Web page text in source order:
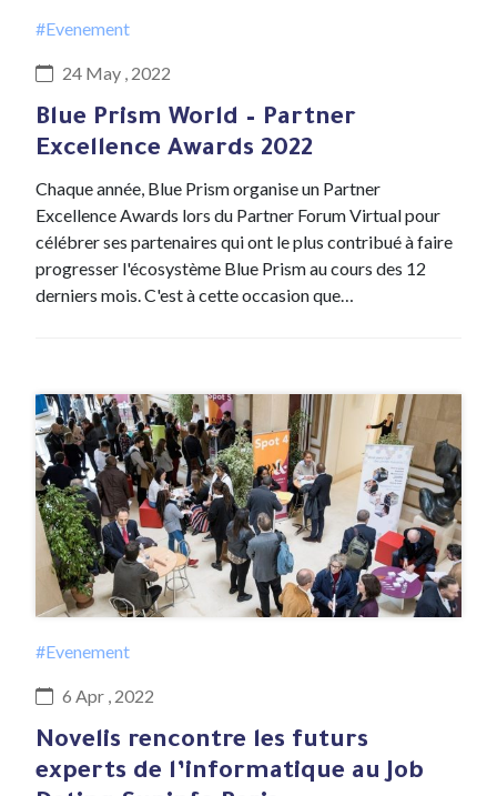
#Evenement
24 May , 2022
Blue Prism World – Partner
Excellence Awards 2022
Chaque année, Blue Prism organise un Partner
Excellence Awards lors du Partner Forum Virtual pour
célébrer ses partenaires qui ont le plus contribué à faire
progresser l'écosystème Blue Prism au cours des 12
derniers mois. C'est à cette occasion que…
#Evenement
6 Apr , 2022
Novelis rencontre les futurs
experts de l’informatique au Job